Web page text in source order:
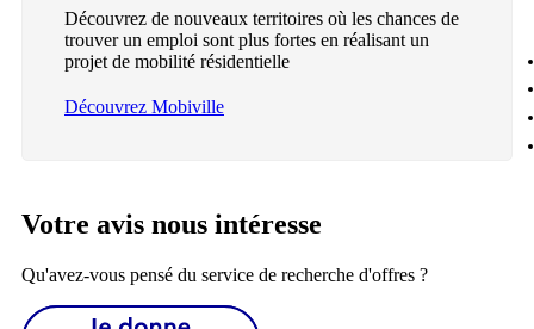
Découvrez de nouveaux territoires où les chances de
trouver un emploi sont plus fortes en réalisant un
projet de mobilité résidentielle
Découvrez Mobiville
Votre avis nous intéresse
Qu'avez-vous pensé du service de recherche d'offres ?